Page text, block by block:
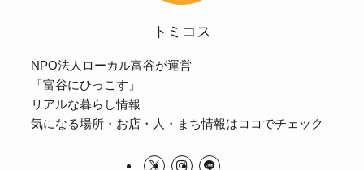
トミコス
NPO法人ローカル富谷が運営
「富谷にひっこす」
リアルな暮らし情報
気になる場所・お店・人・まち情報はココでチェック